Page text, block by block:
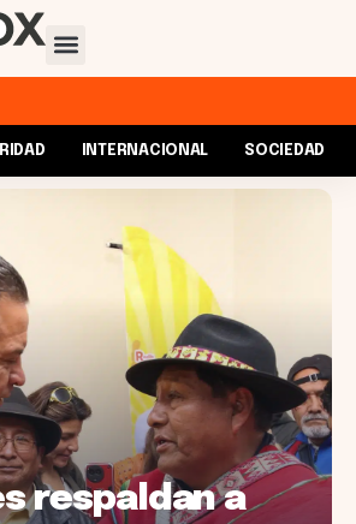
INTERNACIONAL SOCIEDAD
respaldan a